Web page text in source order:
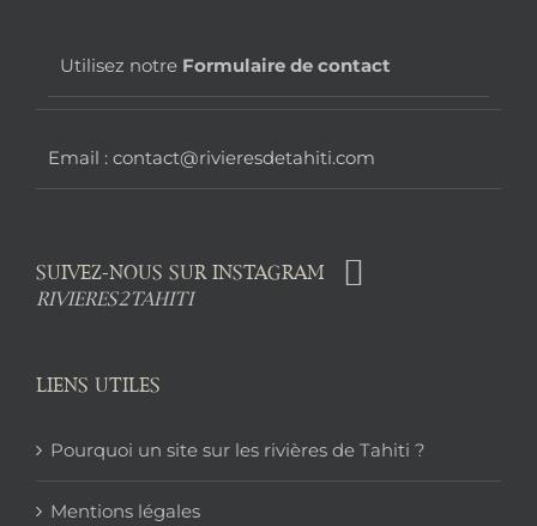
page
Utilisez notre Formulaire de contact
Email : contact@rivieresdetahiti.com
SUIVEZ-NOUS SUR INSTAGRAM
RIVIERES2TAHITI
LIENS UTILES
Pourquoi un site sur les rivières de Tahiti ?
Mentions légales